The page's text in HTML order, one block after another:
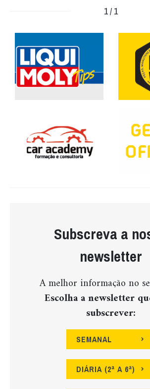
1 / 1
Subscreva a
newsletter
A melhor informação no
Escolha a newsletter
subscrever:
SEMANAL
DIÁRIA (2ª A 6ª)